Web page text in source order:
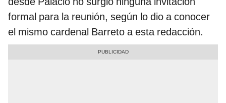
formal para la reunión, según lo dio a conocer
el mismo cardenal Barreto a esta redacción.